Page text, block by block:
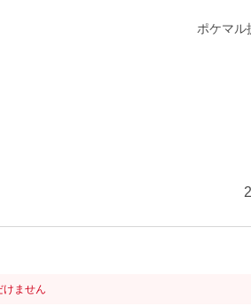
ポケマル
けません